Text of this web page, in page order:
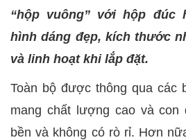
“hộp vuông” với hộp đúc
hình dáng đẹp, kích thước
và linh hoạt khi lắp đặt.
Toàn bộ được thông qua các
mang chất lượng cao và con
bền và không có rò rỉ. Hơn